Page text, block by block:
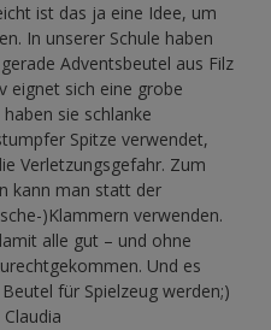
ist das ja eine Idee, um
In unserer Schule haben
Adventsbeutel aus Filz
eignet sich eine grobe
sie schlanke
Spitze verwendet,
Verletzungsgefahr. Zum
kann man statt der
)Klammern verwenden.
alle gut – und ohne
Und es
für Spielzeug werden;)